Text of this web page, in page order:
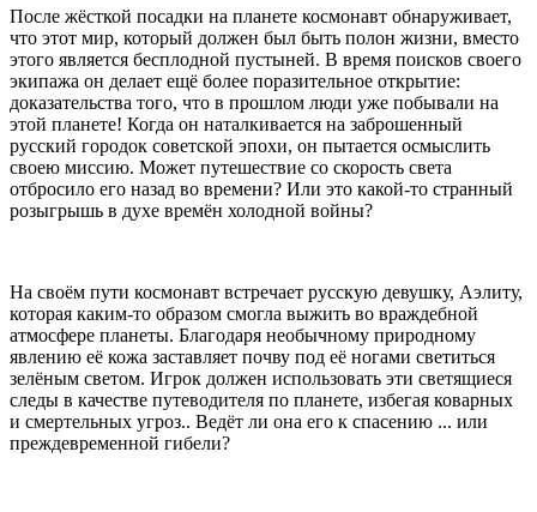
После жёсткой посадки на планете космонавт обнаруживает,
что этот мир, который должен был быть полон жизни, вместо
этого является бесплодной пустыней. В время поисков своего
экипажа он делает ещё более поразительное открытие:
доказательства того, что в прошлом люди уже побывали на
этой планете! Когда он наталкивается на заброшенный
русский городок советской эпохи, он пытается осмыслить
своею миссию. Может путешествие со скорость света
отбросило его назад во времени? Или это какой-то странный
розыгрышь в духе времён холодной войны?
На своём пути космонавт встречает русскую девушку, Аэлиту,
которая каким-то образом смогла выжить во враждебной
атмосфере планеты. Благодаря необычному природному
явлению её кожа заставляет почву под её ногами светиться
зелёным светом. Игрок должен использовать эти светящиеся
следы в качестве путеводителя по планете, избегая коварных
и смертельных угроз.. Ведёт ли она его к спасению ... или
преждевременной гибели?